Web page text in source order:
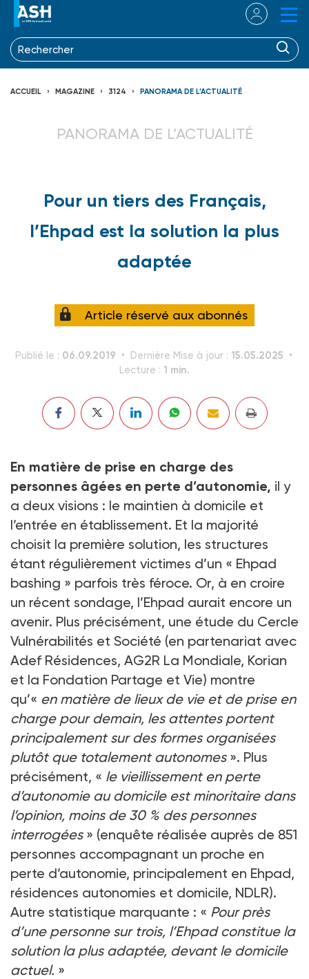
ACCUEIL MAGAZINE 3124 PANORAMA DE L’ACTUALITÉ
PANORAMA DE L’ACTUALITÉ
Pour un tiers des Français,
l’Ehpad est la solution la plus
adaptée
Article réservé aux abonnés
Publié le : 06.09.2019 Dernière Mise à jour : 15.05.2025
Lecture : 1 min.
En matière de prise en charge des
personnes âgées en perte d’autonomie, il y
a deux visions : le maintien à domicile et
l’entrée en établissement. Et la majorité
choisit la première solution, les structures
étant régulièrement victimes d’un « Ehpad
bashing » parfois très féroce. Or, à en croire
un récent sondage, l’Ehpad aurait encore un
avenir. Plus précisément, une étude du Cercle
Vulnérabilités et Société (en partenariat avec
Adef Résidences, AG2R La Mondiale, Korian
et la Fondation Partage et Vie) montre
qu’« en matière de lieux de vie et de prise en
charge pour demain, les attentes portent
principalement sur des formes organisées
plutôt que totalement autonomes». Plus
précisément, « le vieillissement en perte
d’autonomie au domicile est minoritaire dans
l’opinion, moins de 30 % des personnes
interrogées» (enquête réalisée auprès de 851
personnes accompagnant un proche en
perte d’autonomie, principalement en Ehpad,
résidences autonomies et domicile, NDLR).
Autre statistique marquante : « Pour près
d’une personne sur trois, l’Ehpad constitue la
solution la plus adaptée, devant le domicile
actuel. »